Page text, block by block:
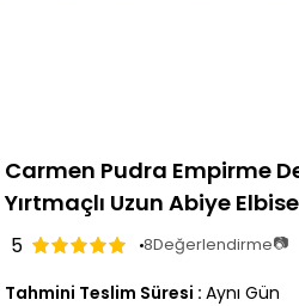
Carmen Pudra Empirme
Yırtmaçlı Uzun Abiye Elbise
5 8Değerlendirme📷
Tahmini Teslim Süresi : Aynı Gün